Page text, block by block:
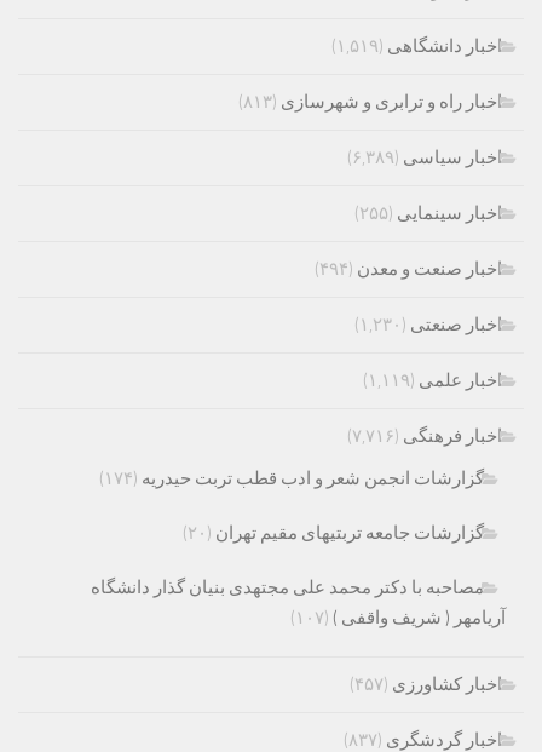
اخبار دانشگاهی (۱,۵۱۹)
اخبار راه و ترابری و شهرسازی (۸۱۳)
اخبار سیاسی (۶,۳۸۹)
اخبار سینمایی (۲۵۵)
اخبار صنعت و معدن (۴۹۴)
اخبار صنعتی (۱,۲۳۰)
اخبار علمی (۱,۱۱۹)
اخبار فرهنگی (۷,۷۱۶)
گزارشات انجمن شعر و ادب قطب تربت حیدریه (۱۷۴)
گزارشات جامعه تربتیهای مقیم تهران (۲۰)
مصاحبه با دکتر محمد علی مجتهدی بنیان گذار دانشگاه
آریامهر ( شریف واقفی ) (۱۰۷)
اخبار کشاورزی (۴۵۷)
اخبار گردشگری (۸۳۷)